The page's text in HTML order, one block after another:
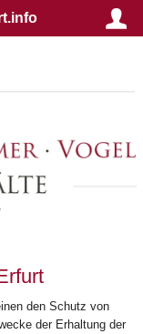
den Schutz von
der Erhaltung der